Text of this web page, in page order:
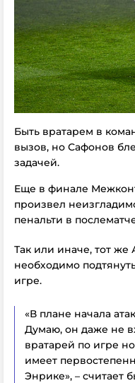
Быть вратарем в
вызов, но Сафонов
задачей.
Еще в финале
произвел
пенальти в
Так или иначе, тот же
необходимо
игре.
«В плане начала
Думаю, он даже не
вратарей по игре
имеет
Энрике», – считает